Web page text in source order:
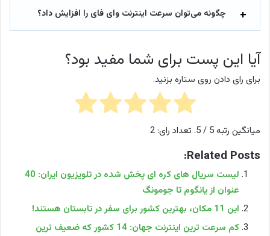
چگونه می‌توان سرعت اینترنت وای فای را افزایش داد؟
آیا این پست برای شما مفید بود؟
برای رای دادن روی ستاره بزنید.
میانگین رتبه5 / 5. تعداد رای: 2
Related Posts:
لیست سریال های کره ای پخش شده در تلویزیون ایران: 40
عنوان از یانگوم تا جومونگ
این 11 مکان، بهترین کشور برای سفر در تابستان هستند!
کم سرعت ترین اینترنت جهان: 14 کشور که ضعیف ترین